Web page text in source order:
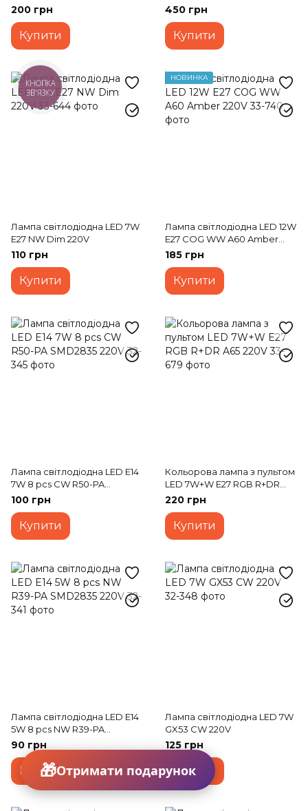
NW T20 Dim 220V
200 грн
Купити
SMD2835 220V
450 грн
Купити
Лампа світлодіодна LED 7W
E27 NW Dim 220V
110 грн
Купити
НОВИНКА
Лампа світлодіодна LED 12W
E27 COG WW A60 Amber
220V
185 грн
Купити
Лампа світлодіодна LED E14
7W 8 pcs CW R50-PA
SMD2835 220V
100 грн
Купити
Кольорова лампа з пультом
LED 7W+W E27 RGB R+DR
A65 220V
220 грн
Купити
Лампа світлодіодна LED E14
5W 8 pcs NW R39-PA
SMD2835 220V
90 грн
Купити
Лампа світлодіодна LED 7W
GX53 CW 220V
125 грн
Купити
КНОПКА
ЗВ'ЯЗКУ
Отримати подарунок